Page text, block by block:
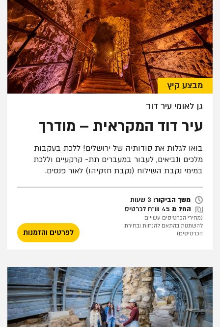
מבצע קיץ
גן לאומי עיר דוד
עיר דוד המקראית – מודרך
בואו לגלות את סודותיה של ירושלים! ללכת בעקבות
מלכים ונביאים, לעבור במעברים תת- קרקעיים וללכת
במימי נקבת השילוח (נקבת חזקיהו) לאור פנסים.
משך הביקור: 3 שעות
3 שעות
החל מ
(מחירי הכרטיסים עשויים
להשתנות בהתאם להנחות ובחירת
הכרטיסים)
לפרטים והזמנות